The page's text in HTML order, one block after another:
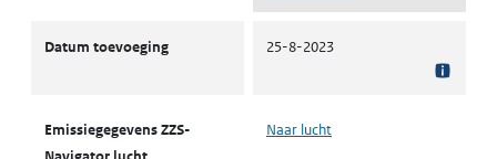
Datum toevoeging 25-8-2023
Emissiegegevens ZZS-
Naar lucht